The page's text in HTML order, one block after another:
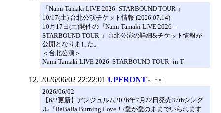
『Nami Tamaki LIVE 2026 -STARBOUND TOUR-』
10/17(土) 台北公演チケット情報 (2026.07.14)
10月17日(土)開催の『Nami Tamaki LIVE 2026 -
STARBOUND TOUR-』台北公演の詳細&チケット情報が
公開となりました。
＜台北公演＞
Nami Tamaki LIVE 2026 -STARBOUND TOUR- in T
2026/06/02 22:22:01 UPFRONT
2026/06/02
【6/2更新】アンジュルム2026年7月22日発売37thシング
ル『BaBaBa Burning Love！/愛が愛のままでいられます